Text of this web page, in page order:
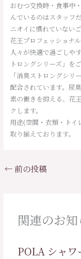
おむつ交換時・食事中
んでいるのはスタッフ
ニオイに慣れていない
花王プロフェッショナ
人々が快適で過ごしや
トロングシリーズ」を
「消臭ストロングシリ
配合されています。尿
素の働きを抑える、花
クします。
用途(空間・衣類・トイ
取り揃えております。
←前の投稿
関連のお
POLA シャワ